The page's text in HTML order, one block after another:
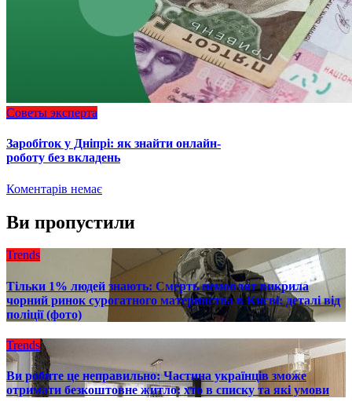
Советы эксперта
Заробіток у Дніпрі: як знайти онлайн-
роботу без вкладень
Коментарів немає
Ви пропустили
Trends
Тільки 1% людей знають: Смерть немовлят викрила
чорний ринок сурогатного материнства в Києві: деталі від
поліції (фото)
Trends
Ви робите це неправильно: Частина українців зможе
отримати безкоштовне житло: хто в списку та які умови